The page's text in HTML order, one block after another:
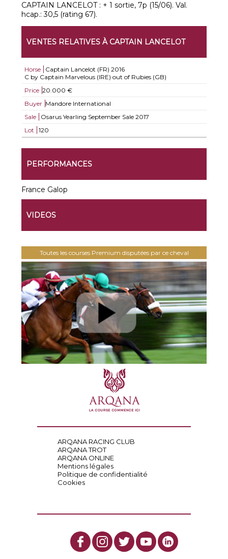
CAPTAIN LANCELOT : + 1 sortie, 7p (15/06). Val.
hcap.: 30,5 (rating 67).
VENTES RELATIVES À CAPTAIN LANCELOT
Horse Captain Lancelot (FR) 2016
C by Captain Marvelous (IRE) out of Rubies (GB)
Price 20.000 €
Buyer Mandore International
Sale
Osarus Yearling September Sale 2017
Lot
120
PERFORMANCES
France Galop
VIDEOS
Toutes les courses Premium disputées par ce cheval
ARQANA RACING CLUB
ARQANA TROT
ARQANA ONLINE
Mentions légales
Politique de confidentialité
Cookies